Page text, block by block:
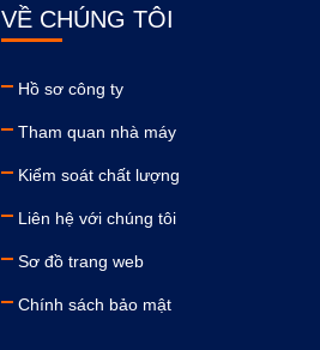
VỀ CHÚNG TÔI
Hồ sơ công ty
Tham quan nhà máy
Kiểm soát chất lượng
Liên hệ với chúng tôi
Sơ đồ trang web
Chính sách bảo mật